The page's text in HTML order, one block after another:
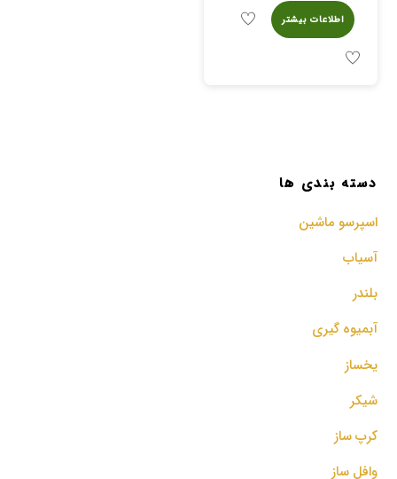
اطلاعات بیشتر
دسته بندی ها
اسپرسو‌ ماشین
آسیاب
بلندر
آبمیوه گیری
یخساز
شیکر
کرپ ساز
وافل ساز